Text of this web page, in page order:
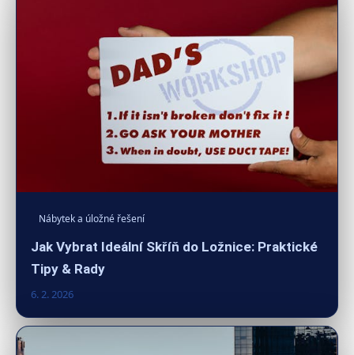
Nábytek a úložné řešení
Jak Vybrat Ideální Skříň do Ložnice: Praktické
Tipy & Rady
6. 2. 2026